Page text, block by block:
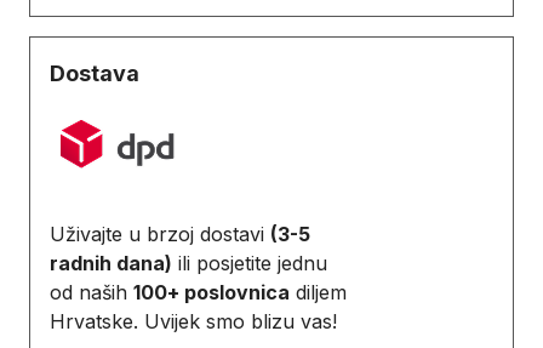
Dostava
Uživajte u brzoj dostavi (3-5
radnih dana) ili posjetite jednu
od naših 100+ poslovnica diljem
Hrvatske. Uvijek smo blizu vas!